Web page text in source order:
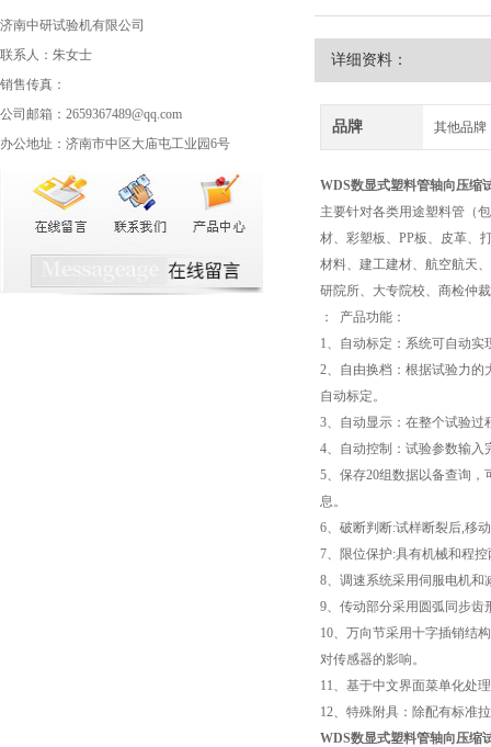
济南中研试验机有限公司
联系人：朱女士
销售传真：
公司邮箱：2659367489@qq.com
办公地址：济南市中区大庙屯工业园6号
详细资料：
品牌 其他品牌
WDS数显式塑料管轴向压缩
主要针对各类用途塑料管（
材、彩塑板、PP板、皮革、
材料、建工建材、航空航天
研院所、大专院校、商检仲
： 产品功能：
1、自动标定：系统可自动
2、自由换档：根据试验力
自动标定。
3、自动显示：在整个试验
4、自动控制：试验参数输入
5、保存20组数据以备查询
息。
6、破断判断:试样断裂后,移
7、限位保护:具有机械和程
8、调速系统采用伺服电机
9、传动部分采用圆弧同步
10、万向节采用十字插销结
对传感器的影响。
11、基于中文界面菜单化处
12、特殊附具：除配有标准
WDS数显式塑料管轴向压缩